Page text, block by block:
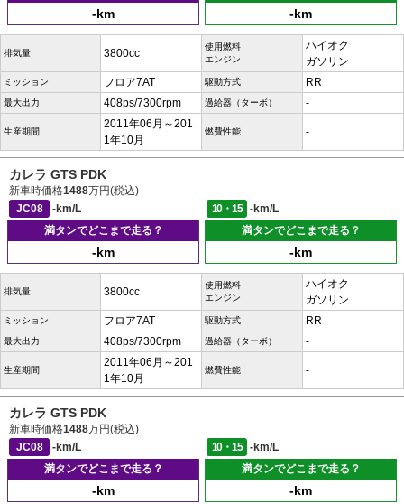
-km -km
排気量 3800cc
使用燃料
エンジン
ハイオク
ガソリン
ミッション フロア7AT 駆動方式 RR
最大出力 408ps/7300rpm 過給器（ターボ） -
生産期間
2011年06月～201
1年10月
燃費性能 -
カレラ GTS PDK
新車時価格1488万円(税込)
JC08
-km/L 10・15
-km/L
満タンでどこまで走る？
-km
満タンでどこまで走る？
-km
排気量 3800cc
使用燃料
エンジン
ハイオク
ガソリン
ミッション フロア7AT 駆動方式 RR
最大出力 408ps/7300rpm 過給器（ターボ） -
生産期間
2011年06月～201
1年10月
燃費性能 -
カレラ GTS PDK
新車時価格1488万円(税込)
JC08
-km/L 10・15
-km/L
満タンでどこまで走る？
-km
満タンでどこまで走る？
-km